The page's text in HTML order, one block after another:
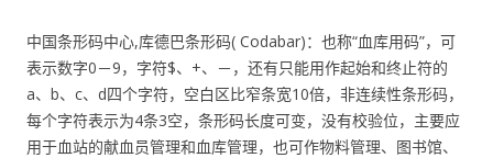
中国条形码中心,库德巴条形码( Codabar)：也称“血库用码”，可
表示数字0－9，字符$、+、－，还有只能用作起始和终止符的
a、b、c、d四个字符，空白区比窄条宽10倍，非连续性条形码，
每个字符表示为4条3空，条形码长度可变，没有校验位，主要应
用于血站的献血员管理和血库管理，也可作物料管理、图书馆、